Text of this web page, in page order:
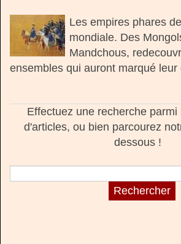
Les empires phares
mondiale. Des
Mandchous,
ensembles qui auront marqué leur
Effectuez une recherche parmi
d'articles, ou bien parcourez
dessous !